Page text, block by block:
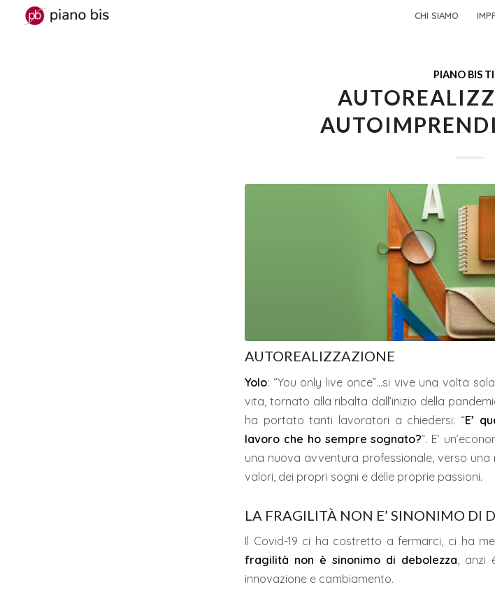
CHI SIAMO
PIANO BIS
AUTOREALIZZAZIONE
Yolo: “You only live once”…si vive una volta
vita, tornato alla ribalta dall’inizio della
ha portato tanti lavoratori a chiedersi: “E’
lavoro che ho sempre sognato?”. E’
una nuova avventura professionale, verso
valori, dei propri sogni e delle proprie passioni.
LA FRAGILITÀ NON E’ SINONIMO DI
Il Covid-19 ci ha costretto a fermarci, ci ha
fragilità non è sinonimo di debolezza, anzi
innovazione e cambiamento.